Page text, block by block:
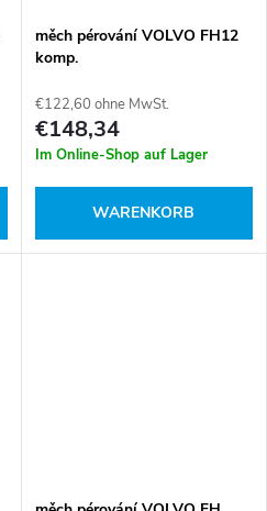
měch pérování VOLVO FH12
komp.
€122,60 ohne MwSt.
€148,34
Im Online-Shop auf Lager
WARENKORB